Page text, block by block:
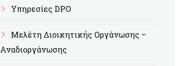
Υπηρεσίες DPO
Μελέτη Διοικητικής Οργάνωσης –
Αναδιοργάνωσης